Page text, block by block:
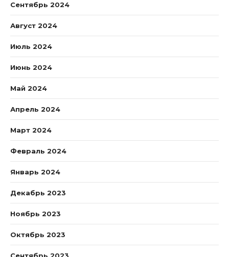
Сентябрь 2024
Август 2024
Июль 2024
Июнь 2024
Май 2024
Апрель 2024
Март 2024
Февраль 2024
Январь 2024
Декабрь 2023
Ноябрь 2023
Октябрь 2023